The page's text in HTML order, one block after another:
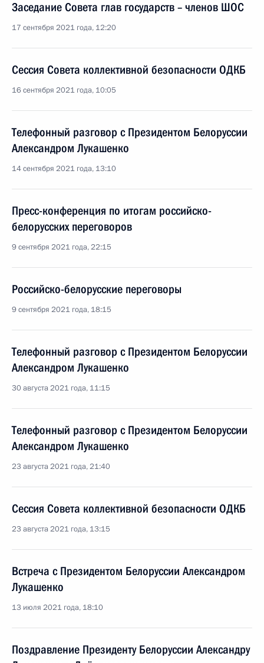
Заседание Совета глав государств – членов ШОС
17 сентября 2021 года, 12:20
Сессия Совета коллективной безопасности ОДКБ
16 сентября 2021 года, 10:05
Телефонный разговор с Президентом Белоруссии
Александром Лукашенко
14 сентября 2021 года, 13:10
Пресс-конференция по итогам российско-
белорусских переговоров
9 сентября 2021 года, 22:15
Российско-белорусские переговоры
9 сентября 2021 года, 18:15
Телефонный разговор с Президентом Белоруссии
Александром Лукашенко
30 августа 2021 года, 11:15
Телефонный разговор с Президентом Белоруссии
Александром Лукашенко
23 августа 2021 года, 21:40
Сессия Совета коллективной безопасности ОДКБ
23 августа 2021 года, 13:15
Встреча с Президентом Белоруссии Александром
Лукашенко
13 июля 2021 года, 18:10
Поздравление Президенту Белоруссии Александру